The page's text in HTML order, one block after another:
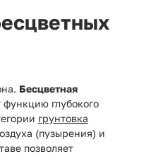
Бесцветная
глубокого
грунтовка
(пузырения) и
позволяет